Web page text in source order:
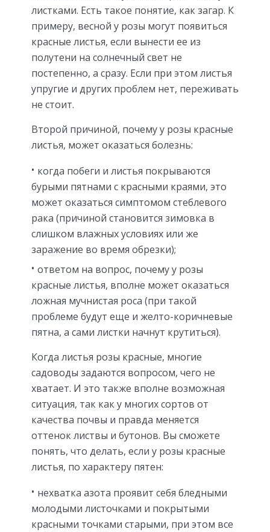
листками. Есть такое понятие, как загар. К
примеру, весной у розы могут появиться
красные листья, если вынести ее из
полутени на солнечный свет не
постепенно, а сразу. Если при этом листья
упругие и других проблем нет, переживать
не стоит.
Второй причиной, почему у розы красные
листья, может оказаться болезнь:
когда побеги и листья покрываются
бурыми пятнами с красными краями, это
может оказаться симптомом стеблевого
рака (причиной становится зимовка в
слишком влажных условиях или же
заражение во время обрезки);
ответом на вопрос, почему у розы
красные листья, вполне может оказаться
ложная мучнистая роса (при такой
проблеме будут еще и желто-коричневые
пятна, а сами листки начнут крутиться).
Когда листья розы красные, многие
садоводы задаются вопросом, чего не
хватает. И это также вполне возможная
ситуация, так как у многих сортов от
качества почвы и правда меняется
оттенок листвы и бутонов. Вы сможете
понять, что делать, если у розы красные
листья, по характеру пятен:
нехватка азота проявит себя бледными
молодыми листочками и покрытыми
красными точками старыми, при этом все